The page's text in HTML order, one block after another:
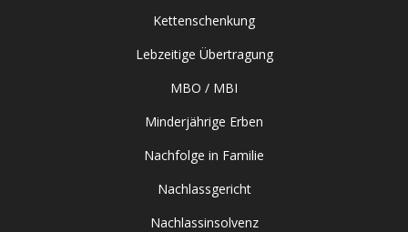
Kettenschenkung
Lebzeitige Übertragung
MBO / MBI
Minderjährige Erben
Nachfolge in Familie
Nachlassgericht
Nachlassinsolvenz